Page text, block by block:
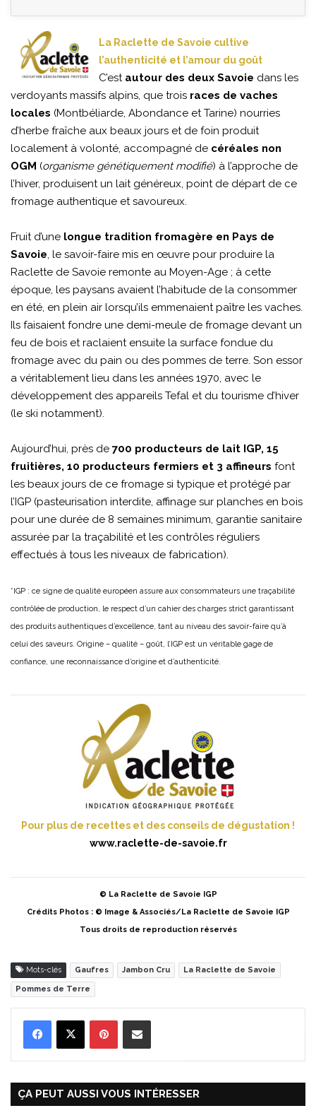
La Raclette de Savoie cultive
l’authenticité et l’amour du goût
C’est autour des deux Savoie dans les
verdoyants massifs alpins, que trois races de vaches
locales (Montbéliarde, Abondance et Tarine) nourries
d’herbe fraîche aux beaux jours et de foin produit
localement à volonté, accompagné de céréales non
OGM (organisme génétiquement modifié) à l’approche de
l’hiver, produisent un lait généreux, point de départ de ce
fromage authentique et savoureux.
Fruit d’une longue tradition fromagère en Pays de
Savoie, le savoir-faire mis en œuvre pour produire la
Raclette de Savoie remonte au Moyen-Age ; à cette
époque, les paysans avaient l’habitude de la consommer
en été, en plein air lorsqu’ils emmenaient paître les vaches.
Ils faisaient fondre une demi-meule de fromage devant un
feu de bois et raclaient ensuite la surface fondue du
fromage avec du pain ou des pommes de terre. Son essor
a véritablement lieu dans les années 1970, avec le
développement des appareils Tefal et du tourisme d’hiver
(le ski notamment).
Aujourd’hui, près de 700 producteurs de lait IGP, 15
fruitières, 10 producteurs fermiers et 3 affineurs font
les beaux jours de ce fromage si typique et protégé par
l’IGP (pasteurisation interdite, affinage sur planches en bois
pour une durée de 8 semaines minimum, garantie sanitaire
assurée par la traçabilité et les contrôles réguliers
effectués à tous les niveaux de fabrication).
*IGP : ce signe de qualité européen assure aux consommateurs une traçabilité
contrôlée de production, le respect d’un cahier des charges strict garantissant
des produits authentiques d’excellence, tant au niveau des savoir-faire qu’à
celui des saveurs. Origine – qualité – goût, l’IGP est un véritable gage de
confiance, une reconnaissance d’origine et d’authenticité.
Pour plus de recettes et des conseils de dégustation !
www.raclette-de-savoie.fr
© La Raclette de Savoie IGP
Crédits Photos : © Image & Associés/La Raclette de Savoie IGP
Tous droits de reproduction réservés
Mots-clés Gaufres Jambon Cru La Raclette de Savoie
Pommes de Terre
ÇA PEUT AUSSI VOUS INTÉRESSER